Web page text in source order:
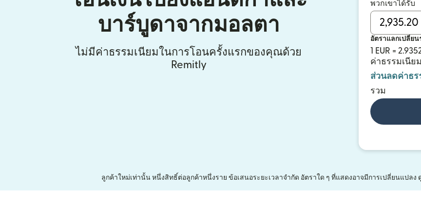
บาร์บูดาจากมอลตา
ไม่มีค่าธรรมเนียมในการโอนครั้งแรกของคุณด้วย
Remitly
พวกเขาได้รับ
อัตราแลกเปลี่ยน
1 EUR =
ค่าธรรมเนียม
ส่วนลดค่าธร
รวม
ลูกค้าใหม่เท่านั้น หนึ่งสิทธิ์ต่อลูกค้าหนึ่งราย ข้อเสนอระยะเวลาจำกัด อัตราใด ๆ ที่แสดงอาจมีการเปลี่ยนแปลง